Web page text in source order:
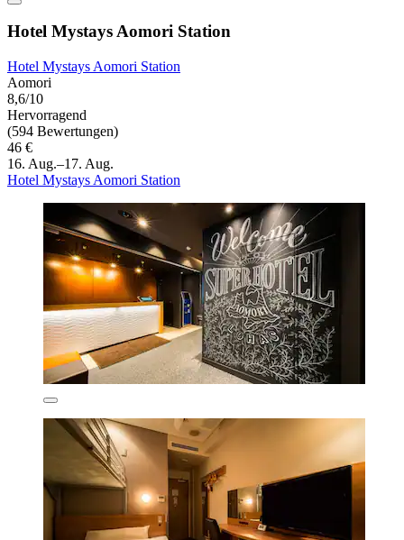
Hotel Mystays Aomori Station
Hotel Mystays Aomori Station
Aomori
8,6/10
Hervorragend
(594 Bewertungen)
46 €
16. Aug.–17. Aug.
Hotel Mystays Aomori Station